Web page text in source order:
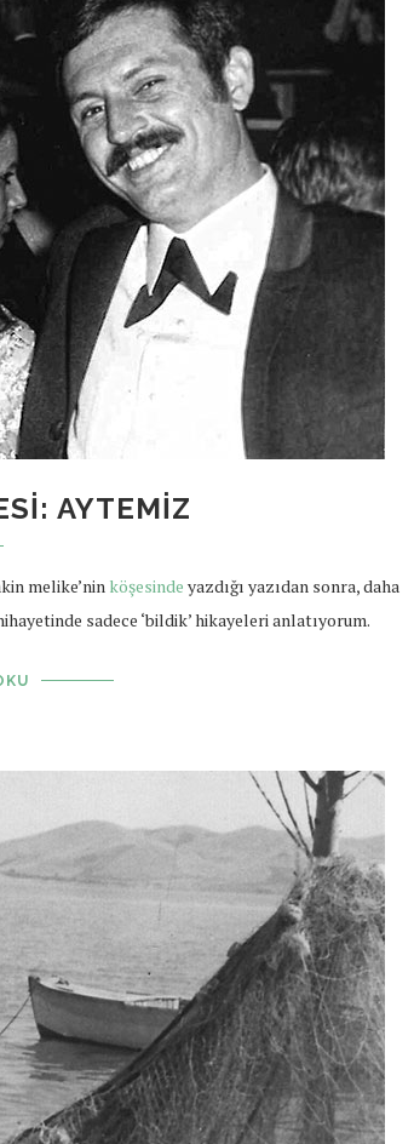
AYTEMIZ
melike’nin köşesinde yazdığı yazıdan sonra, daha
sadece ‘bildik’ hikayeleri anlatıyorum.